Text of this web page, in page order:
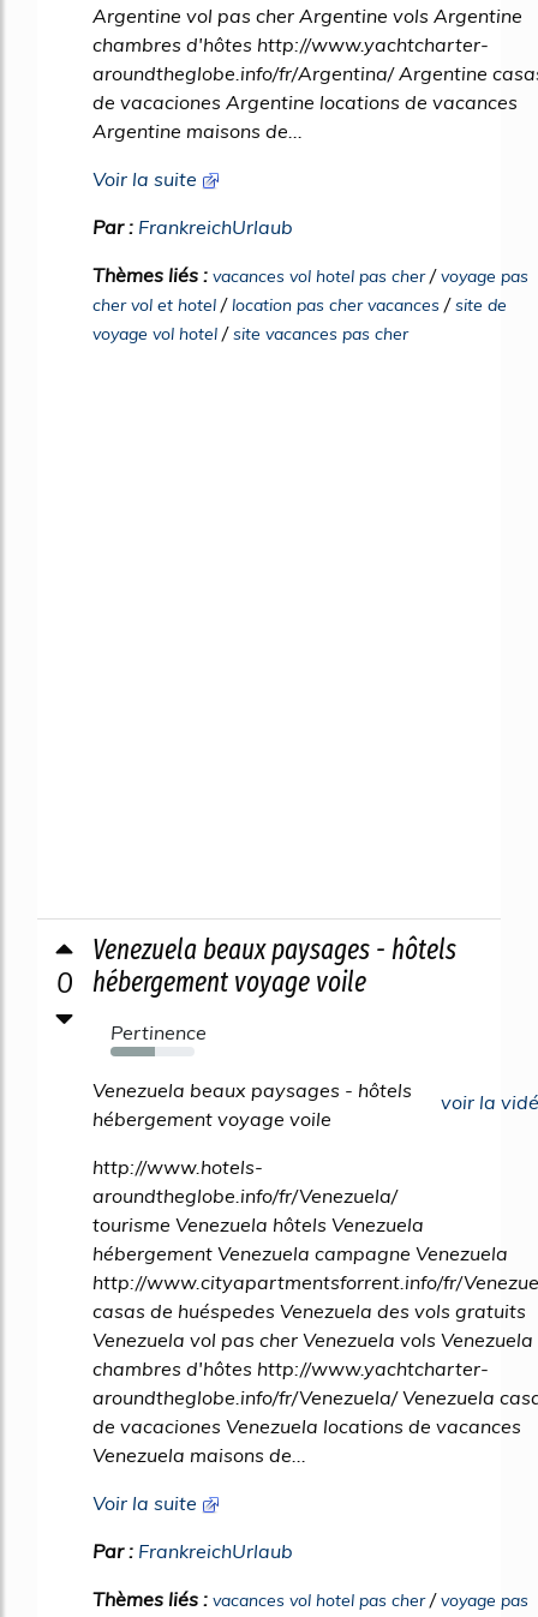
Argentine vol pas cher Argentine vols Argentine
chambres d'hôtes http://www.yachtcharter-
aroundtheglobe.info/fr/Argentina/ Argentine
de vacaciones Argentine locations de vacances
Argentine maisons de...
Voir la suite
Par : FrankreichUrlaub
Thèmes liés : vacances vol hotel pas cher/voyage pas
cher vol et hotel /location pas cher vacances /site de
voyage vol hotel /site vacances pas cher
0
Venezuela beaux paysages - hôtels
hébergement voyage voile
Pertinence
53%
voir la
Venezuela beaux paysages - hôtels
hébergement voyage voile
http://www.hotels-
aroundtheglobe.info/fr/Venezuela/
tourisme Venezuela hôtels Venezuela
hébergement Venezuela campagne Venezuela
http://www.cityapartmentsforrent.info/fr/
casas de huéspedes Venezuela des vols gratuits
Venezuela vol pas cher Venezuela vols Venezuela
chambres d'hôtes http://www.yachtcharter-
aroundtheglobe.info/fr/Venezuela/ Venezuela
de vacaciones Venezuela locations de vacances
Venezuela maisons de...
Voir la suite
Par : FrankreichUrlaub
Thèmes liés : vacances vol hotel pas cher/voyage pas